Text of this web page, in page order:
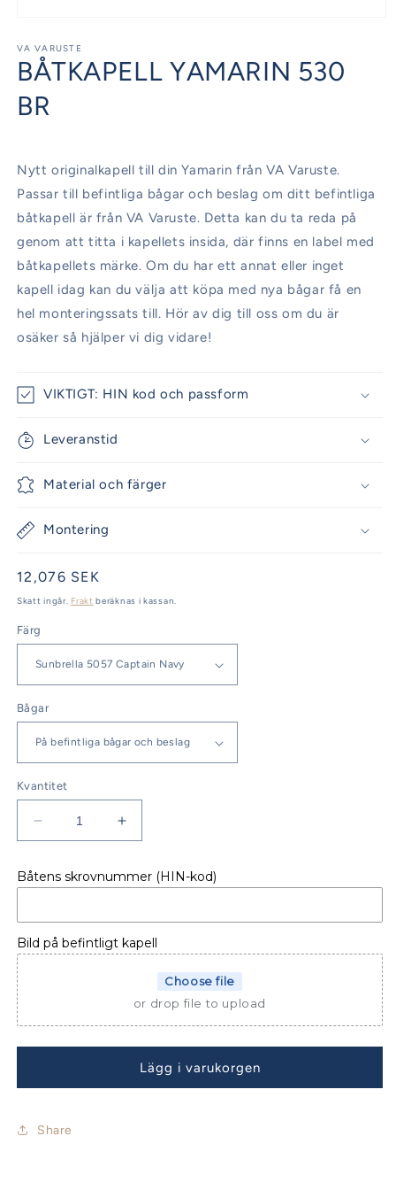
1
i
modalfönster
VA VARUSTE
BÅTKAPELL YAMARIN 530
BR
Nytt originalkapell till din Yamarin från VA Varuste.
Passar till befintliga bågar och beslag om ditt befintliga
båtkapell är från VA Varuste. Detta kan du ta reda på
genom att titta i kapellets insida, där finns en label med
båtkapellets märke. Om du har ett annat eller inget
kapell idag kan du välja att köpa med nya bågar få en
hel monteringssats till. Hör av dig till oss om du är
osäker så hjälper vi dig vidare!
VIKTIGT: HIN kod och passform
Leveranstid
Material och färger
Montering
Ordinarie
pris
12,076 SEK
Skatt ingår. Frakt beräknas i kassan.
Färg
Bågar
Kvantitet
Minska
kvantitet
BÅTKAPELL
530
BR
Öka
kvantitet
BÅTKAPELL
530
BR
Båtens skrovnummer (HIN-kod)
Bild på befintligt kapell
Choose file
or drop file to upload
Lägg i varukorgen
Share